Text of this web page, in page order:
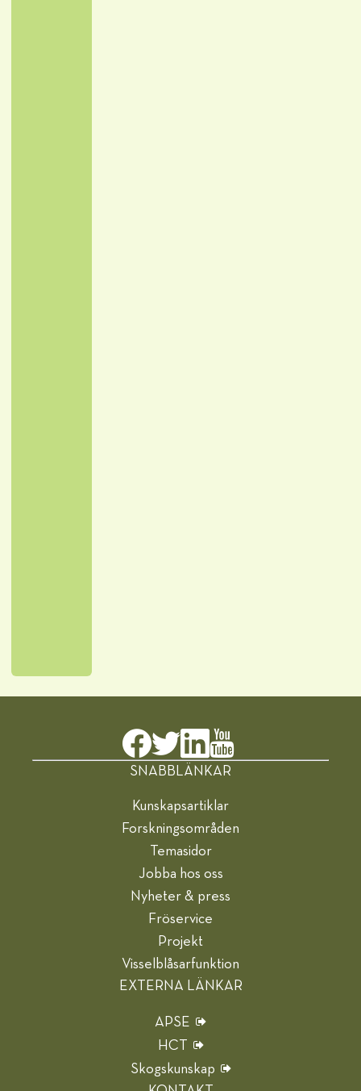
SNABBLÄNKAR
Kunskapsartiklar
Forskningsområden
Temasidor
Jobba hos oss
Nyheter & press
Fröservice
Projekt
Visselblåsarfunktion
EXTERNA LÄNKAR
APSE
HCT
Skogskunskap